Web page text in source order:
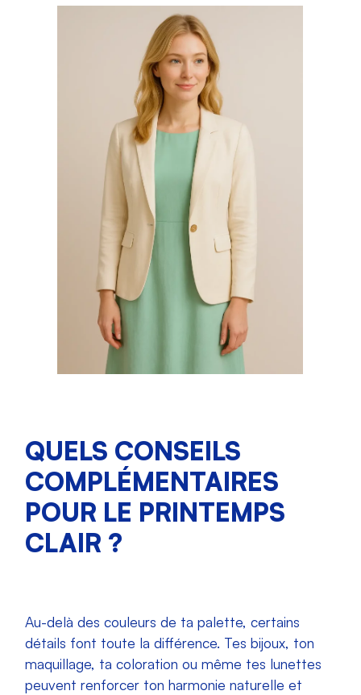
QUELS CONSEILS
COMPLÉMENTAIRES
POUR LE PRINTEMPS
CLAIR ?
Au-delà des couleurs de ta palette, certains
détails font toute la différence. Tes bijoux, ton
maquillage, ta coloration ou même tes lunettes
peuvent renforcer ton harmonie naturelle et